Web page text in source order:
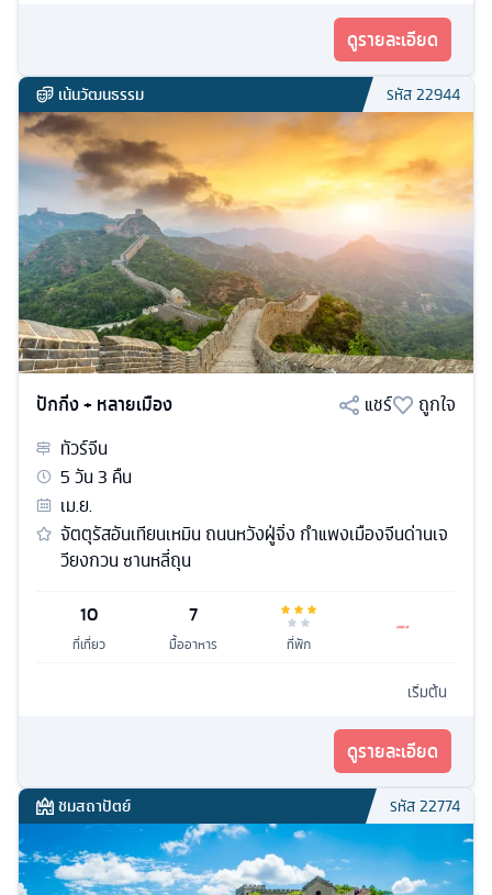
ดูรายละเอียด
เน้นวัฒนธรรม รหัส22944
ปักกิ่ง + หลายเมือง แชร์
ถูกใจ
ทัวร์จีน
5วัน3 คืน
เม.ย.
จัตตุรัสอันเทียนเหมิน ถนนหวังฝู่จิ่ง กำแพงเมืองจีนด่านเจ
วียงกวน ซานหลี่ถุน
10
ที่เที่ยว
7
มื้ออาหาร ที่พัก
เริ่มต้น
ดูรายละเอียด
ชมสถาปัตย์ รหัส22774